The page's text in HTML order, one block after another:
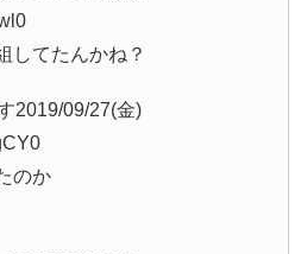
してたんかね？
2019/09/27(金)
のか